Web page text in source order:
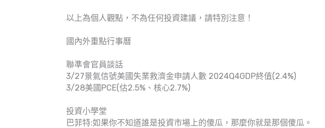
以上為個人觀點，不為任何投資建議，請特別注意！
國內外重點行事曆
聯準會官員談話
3/27景氣信號美國失業救濟金申請人數 2024Q4GDP終值(2.4%)
3/28美國PCE(估2.5%、核心2.7%)
投資小學堂
巴菲特:如果你不知道誰是投資市場上的傻瓜，那麼你就是那個傻瓜。